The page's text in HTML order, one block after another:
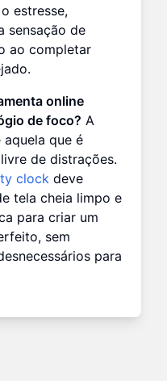
o estresse,
sensação de
ao completar
online
de foco? A
que é
de distrações.
clock deve
tela cheia limpo e
para criar um
sem
para